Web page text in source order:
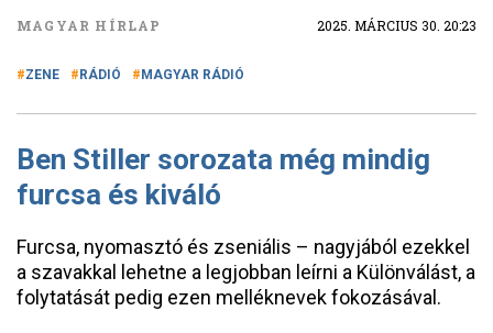
MAGYAR HÍRLAP 2025. MÁRCIUS 30. 20:23
ZENE RÁDIÓ MAGYAR RÁDIÓ
Ben Stiller sorozata még mindig
furcsa és kiváló
Furcsa, nyomasztó és zseniális – nagyjából ezekkel
a szavakkal lehetne a legjobban leírni a Különválást, a
folytatását pedig ezen melléknevek fokozásával.